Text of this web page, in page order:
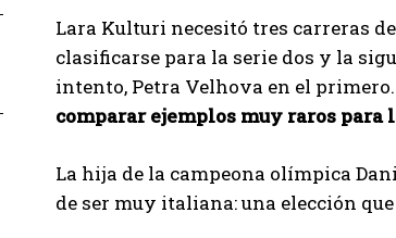
Lara Kulturi necesitó tres carreras
clasificarse para la serie dos y la
intento, Petra Velhova en el
comparar ejemplos muy raros para
La hija de la campeona olímpica
de ser muy italiana: una elección